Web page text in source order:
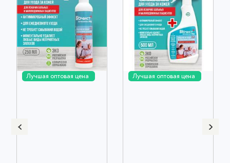
Лучшая оптовая цена Лучшая оптовая цена